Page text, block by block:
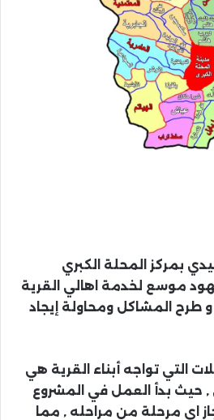
بمركز المحلة الكبري
موسع لخدمة اهالي القرية
طرح المشاكل ومحاولة إيجاد
التي تواجه أبناء القرية هي
بدأ العمل في المشروع
اي مرحلة من مراحله , مما